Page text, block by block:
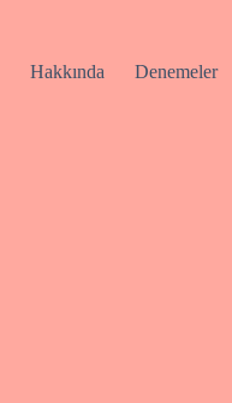
Hakkında Denemeler